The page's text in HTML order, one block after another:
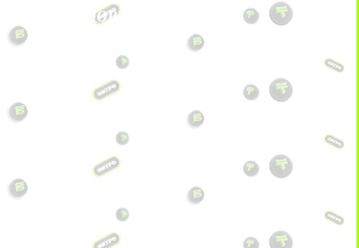
БЕЗ УСЛОВИЙ